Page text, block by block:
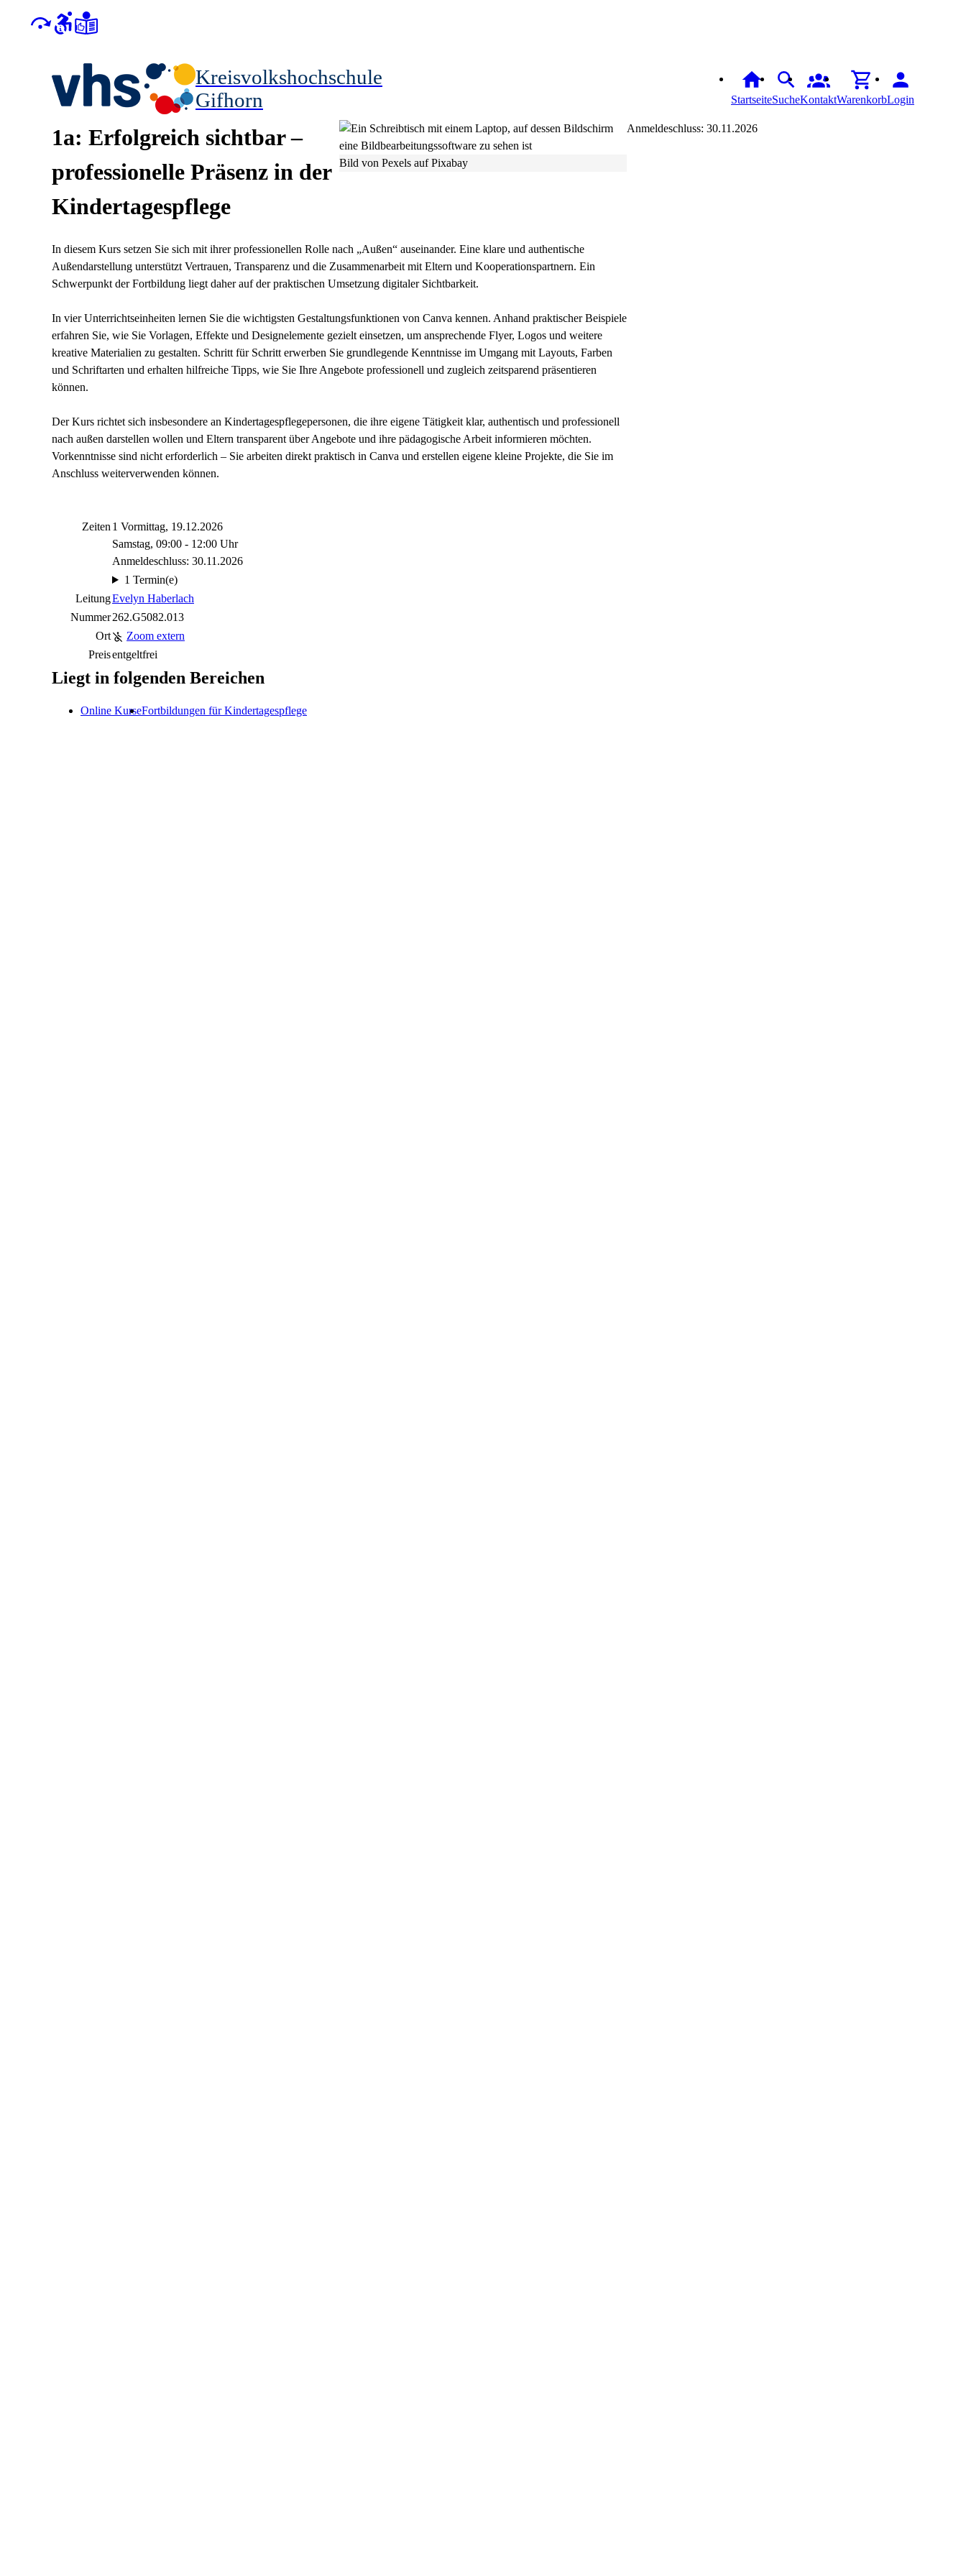
Kreisvolkshochschule
Gifhorn
StartseiteSucheKontaktWarenkorbLogin
Bild von Pexels auf Pixabay
1a: Erfolgreich sichtbar –
professionelle Präsenz in der
Kindertagespflege
In diesem Kurs setzen Sie sich mit ihrer professionellen Rolle nach „Außen“ auseinander. Eine klare und authentische
Außendarstellung unterstützt Vertrauen, Transparenz und die Zusammenarbeit mit Eltern und Kooperationspartnern. Ein
Schwerpunkt der Fortbildung liegt daher auf der praktischen Umsetzung digitaler Sichtbarkeit.
In vier Unterrichtseinheiten lernen Sie die wichtigsten Gestaltungsfunktionen von Canva kennen. Anhand praktischer Beispiele
erfahren Sie, wie Sie Vorlagen, Effekte und Designelemente gezielt einsetzen, um ansprechende Flyer, Logos und weitere
kreative Materialien zu gestalten. Schritt für Schritt erwerben Sie grundlegende Kenntnisse im Umgang mit Layouts, Farben
und Schriftarten und erhalten hilfreiche Tipps, wie Sie Ihre Angebote professionell und zugleich zeitsparend präsentieren
können.
Der Kurs richtet sich insbesondere an Kindertagespflegepersonen, die ihre eigene Tätigkeit klar, authentisch und professionell
nach außen darstellen wollen und Eltern transparent über Angebote und ihre pädagogische Arbeit informieren möchten.
Vorkenntnisse sind nicht erforderlich – Sie arbeiten direkt praktisch in Canva und erstellen eigene kleine Projekte, die Sie im
Anschluss weiterverwenden können.
Zeiten 1 Vormittag, 19.12.2026
Samstag, 09:00 - 12:00 Uhr
Anmeldeschluss: 30.11.2026
1 Termin(e)
LeitungEvelyn Haberlach
Nummer262.G5082.013
Ort
Zoom extern
Preisentgeltfrei
Anmeldeschluss: 30.11.2026
Liegt in folgenden Bereichen
Online KurseFortbildungen für Kindertagespflege